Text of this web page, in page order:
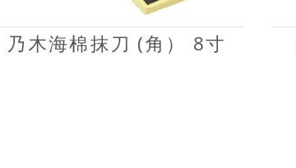
乃木海棉抹刀 (角） 8寸